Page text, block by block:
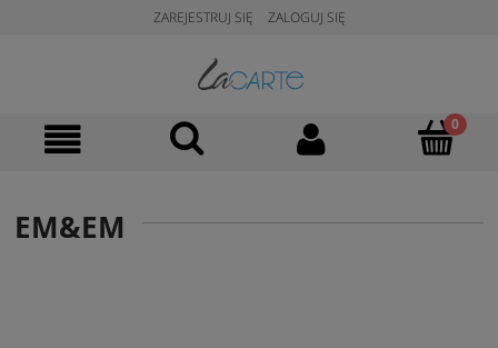
ZAREJESTRUJ SIĘ ZALOGUJ SIĘ
EM&EM